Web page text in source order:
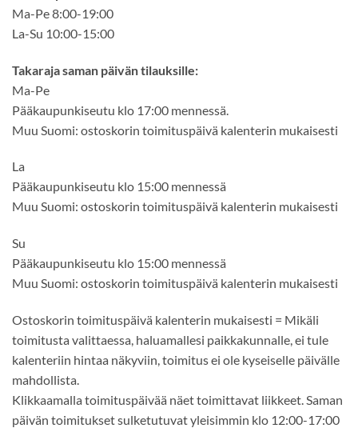
Ma-Pe 8:00-19:00
La-Su 10:00-15:00
Takaraja saman päivän tilauksille:
Ma-Pe
Pääkaupunkiseutu klo 17:00 mennessä.
Muu Suomi: ostoskorin toimituspäivä kalenterin mukaisesti
La
Pääkaupunkiseutu klo 15:00 mennessä
Muu Suomi: ostoskorin toimituspäivä kalenterin mukaisesti
Su
Pääkaupunkiseutu klo 15:00 mennessä
Muu Suomi: ostoskorin toimituspäivä kalenterin mukaisesti
Ostoskorin toimituspäivä kalenterin mukaisesti = Mikäli
toimitusta valittaessa, haluamallesi paikkakunnalle, ei tule
kalenteriin hintaa näkyviin, toimitus ei ole kyseiselle päivälle
mahdollista.
Klikkaamalla toimituspäivää näet toimittavat liikkeet. Saman
päivän toimitukset sulketutuvat yleisimmin klo 12:00-17:00